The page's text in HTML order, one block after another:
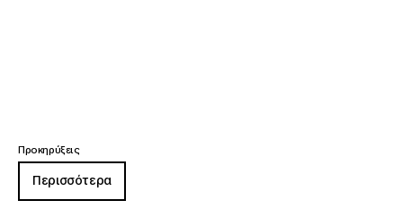
Προκηρύξεις
Περισσότερα